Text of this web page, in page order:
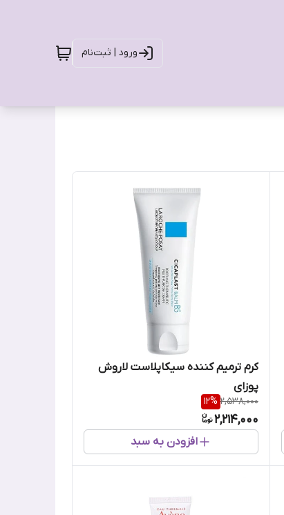
ورود | ثبت‌نام
کرم ترمیم کننده سیکاپلاست لاروش
پوزای
2,538,000
12%
2,214,000
افزودن به سبد